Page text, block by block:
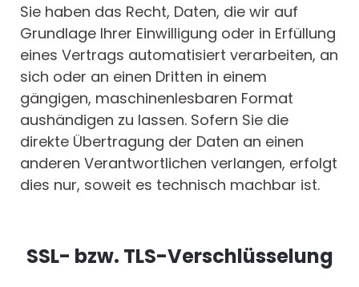
Sie haben das Recht, Daten, die wir auf
Grundlage Ihrer Einwilligung oder in Erfüllung
eines Vertrags automatisiert verarbeiten, an
sich oder an einen Dritten in einem
gängigen, maschinenlesbaren Format
aushändigen zu lassen. Sofern Sie die
direkte Übertragung der Daten an einen
anderen Verantwortlichen verlangen, erfolgt
dies nur, soweit es technisch machbar ist.
SSL- bzw. TLS-Verschlüsselung